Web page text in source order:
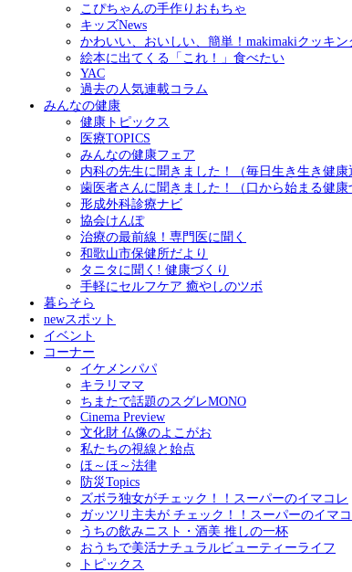
こぴちゃんの手作りおもちゃ
キッズNews
かわいい、おいしい、簡単！makimakiクッキン
絵本に出てくる「これ！」食べたい
YAC
過去の人気連載コラム
みんなの健康
健康トピックス
医療TOPICS
みんなの健康フェア
内科の先生に聞きました！（毎日生き生き健康
歯医者さんに聞きました！（口から始まる健康
形成外科診療ナビ
協会けんぽ
治療の最前線！専門医に聞く
和歌山市保健所だより
タニタに聞く! 健康づくり
手軽にセルフケア 癒やしのツボ
暮らそら
newスポット
イベント
コーナー
イケメンパパ
キラリママ
ちまたで話題のスグレMONO
Cinema Preview
文化財 仏像のよこがお
私たちの視線と始点
ほ～ほ～法律
防災Topics
ズボラ独女がチェック！！スーパーのイマコレ
ガッツリ主夫が チェック！！スーパーのイマ
うちの飲みニスト・酒美 推しの一杯
おうちで美活ナチュラルビューティーライフ
トピックス